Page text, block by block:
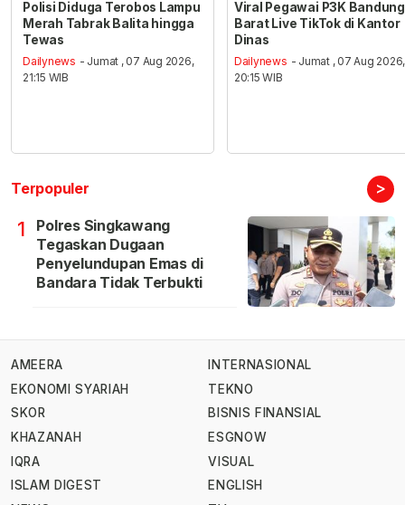
Polisi Diduga Terobos Lampu
Merah Tabrak Balita hingga
Tewas
Dailynews - Jumat , 07 Aug 2026,
21:15 WIB
Viral Pegawai P3K Bandung
Barat Live TikTok di Kantor
Dinas
Dailynews - Jumat , 07 Aug 2026,
20:15 WIB
Terpopuler >
1
Polres Singkawang
Tegaskan Dugaan
Penyelundupan Emas di
Bandara Tidak Terbukti
AMEERA
EKONOMI SYARIAH
SKOR
KHAZANAH
IQRA
ISLAM DIGEST
INTERNASIONAL
TEKNO
BISNIS FINANSIAL
ESGNOW
VISUAL
ENGLISH